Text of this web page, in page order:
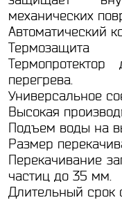
механических
Автоматический
Термозащита
перегрева.
Универсальное
Высокая
Подъем воды на
Размер
Перекачивание
частиц до 35 мм.
Длительный срок